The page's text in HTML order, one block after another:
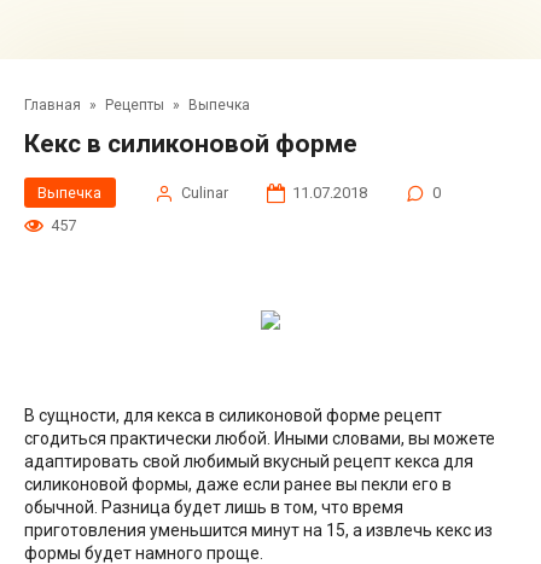
Главная » Рецепты » Выпечка
Кекс в силиконовой форме
Выпечка Сulinar 11.07.2018
0
457
В сущности, для кекса в силиконовой форме рецепт
сгодиться практически любой. Иными словами, вы можете
адаптировать свой любимый вкусный рецепт кекса для
силиконовой формы, даже если ранее вы пекли его в
обычной. Разница будет лишь в том, что время
приготовления уменьшится минут на 15, а извлечь кекс из
формы будет намного проще.